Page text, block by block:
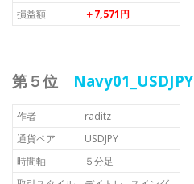
損益額 ＋7,571円
第５位 Navy01_USDJPY
作者
raditz
通貨ペア
USDJPY
時間軸
５分足